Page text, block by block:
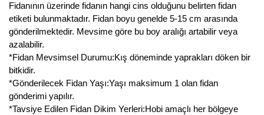
Fidanının üzerinde fidanın hangi cins olduğunu belirten fidan
etiketi bulunmaktadır. Fidan boyu genelde 5-15 cm arasında
gönderilmektedir. Mevsime göre bu boy aralığı artabilir veya
azalabilir.
*Fidan Mevsimsel Durumu:Kış döneminde yaprakları döken bir
bitkidir.
*Gönderilecek Fidan Yaşı:Yaşı maksimum 1 olan fidan
gönderimi yapılır.
*Tavsiye Edilen Fidan Dikim Yerleri:Hobi amaçlı her bölgeye
Kivi Fidanı
Kızılcık Fidanı
Kocayemiş Fidanı
Kuşburnu Fidanı
Liçi Fidanı